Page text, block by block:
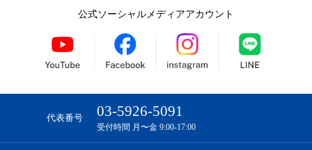
公式ソーシャルメディアアカウント
代表番号 03-5926-5091
受付時間 月〜金 9:00-17:00